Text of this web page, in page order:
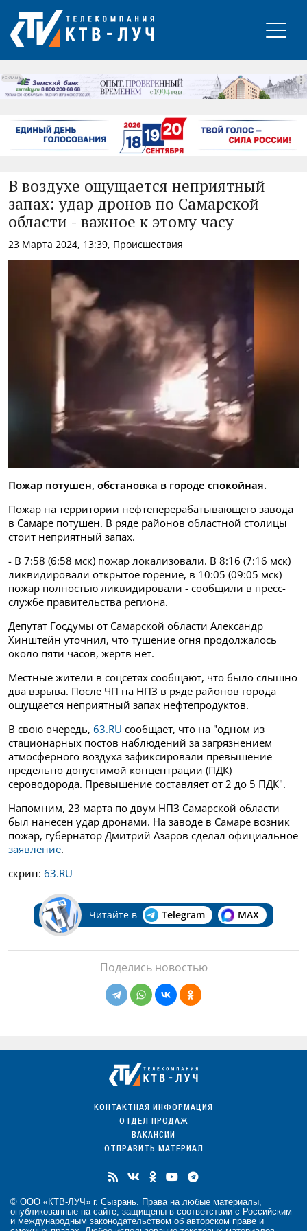
РЕКЛАМА
В воздухе ощущается неприятный
запах: удар дронов по Самарской
области - важное к этому часу
23 Марта 2024, 13:39, Происшествия
Пожар потушен, обстановка в городе спокойная.
Пожар на территории нефтеперерабатывающего завода
в Самаре потушен. В ряде районов областной столицы
стоит неприятный запах.
- В 7:58 (6:58 мск) пожар локализовали. В 8:16 (7:16 мск)
ликвидировали открытое горение, в 10:05 (09:05 мск)
пожар полностью ликвидировали - сообщили в пресс-
службе правительства региона.
Депутат Госдумы от Самарской области Александр
Хинштейн уточнил, что тушение огня продолжалось
около пяти часов, жертв нет.
Местные жители в соцсетях сообщают, что было слышно
два взрыва. После ЧП на НПЗ в ряде районов города
ощущается неприятный запах нефтепродуктов.
В свою очередь, 63.RU сообщает, что на "одном из
стационарных постов наблюдений за загрязнением
атмосферного воздуха зафиксировали превышение
предельно допустимой концентрации (ПДК)
сероводорода. Превышение составляет от 2 до 5 ПДК".
Напомним, 23 марта по двум НПЗ Самарской области
был нанесен удар дронами. На заводе в Самаре возник
пожар, губернатор Дмитрий Азаров сделал официальное
заявление.
скрин: 63.RU
Читайте в Telegram MAX
Поделись новостью
КОНТАКТНАЯ ИНФОРМАЦИЯ
ОТДЕЛ ПРОДАЖ
ВАКАНСИИ
ОТПРАВИТЬ МАТЕРИАЛ
© ООО «КТВ-ЛУЧ» г. Сызрань. Права на любые материалы,
опубликованные на сайте, защищены в соответствии с Российским
и международным законодательством об авторском праве и